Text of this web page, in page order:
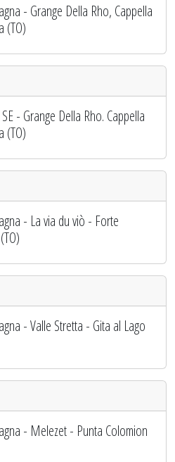
- Grange Della Rho, Cappella
(TO)
- Grange Della Rho. Cappella
(TO)
- La via du viò - Forte
- Valle Stretta - Gita al Lago
- Melezet - Punta Colomion